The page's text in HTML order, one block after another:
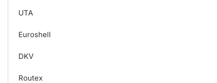
UTA
Euroshell
DKV
Routex